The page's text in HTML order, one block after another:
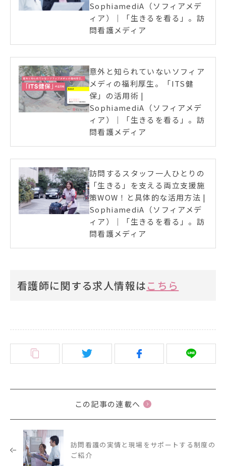
SophiamediA（ソフィアメデ
ィア）｜「生きるを看る」。訪
問看護メディア
意外と知られていないソフィア
メディの福利厚生。「ITS健
保」の活用術 |
SophiamediA（ソフィアメデ
ィア）｜「生きるを看る」。訪
問看護メディア
訪問するスタッフ一人ひとりの
「生きる」を支える両立支援施
策WOW！と具体的な活用方法 |
SophiamediA（ソフィアメデ
ィア）｜「生きるを看る」。訪
問看護メディア
看護師に関する求人情報はこちら
この記事の連載へ
訪問看護の実情と現場をサポートする制度の
ご紹介